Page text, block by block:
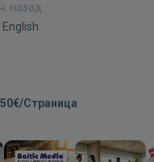
назад
English
Страница